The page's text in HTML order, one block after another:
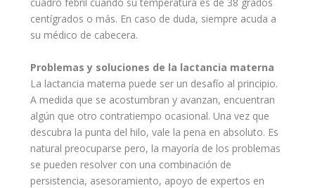
centígrados o más. En caso de duda, siempre acuda a
su médico de cabecera.
Problemas y soluciones de la lactancia materna
La lactancia materna puede ser un desafío al principio.
A medida que se acostumbran y avanzan, encuentran
algún que otro contratiempo ocasional. Una vez que
descubra la punta del hilo, vale la pena en absoluto. Es
natural preocuparse pero, la mayoría de los problemas
se pueden resolver con una combinación de
persistencia, asesoramiento, apoyo de expertos en